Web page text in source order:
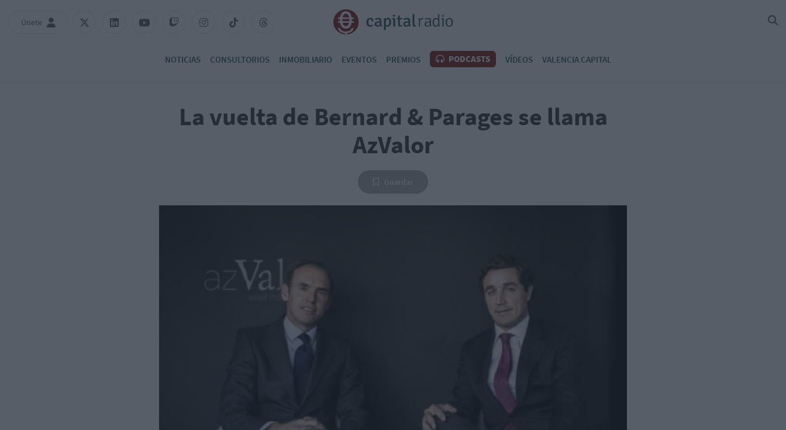
Únete
NOTICIAS CONSULTORIOS INMOBILIARIO EVENTOS PREMIOS PODCASTS VÍDEOS VALENCIA CAPITAL
La vuelta de Bernard & Parages se llama
AzValor